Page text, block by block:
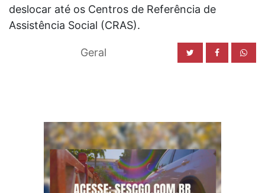
deslocar até os Centros de Referência de
Assistência Social (CRAS).
Geral